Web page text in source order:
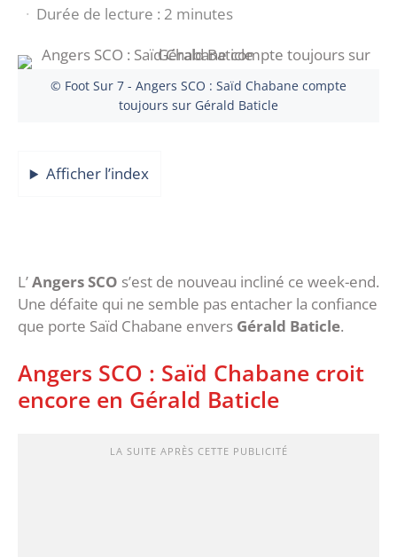
· Durée de lecture : 2 minutes
© Foot Sur 7 - Angers SCO : Saïd Chabane compte
toujours sur Gérald Baticle
Afficher l’index
L’Angers SCO s’est de nouveau incliné ce week-end.
Une défaite qui ne semble pas entacher la confiance
que porte Saïd Chabane envers Gérald Baticle.
Angers SCO : Saïd Chabane croit
encore en Gérald Baticle
LA SUITE APRÈS CETTE PUBLICITÉ